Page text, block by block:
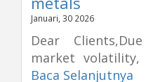
Januari, 30 2026
Dear
market
Baca Selanjutnya